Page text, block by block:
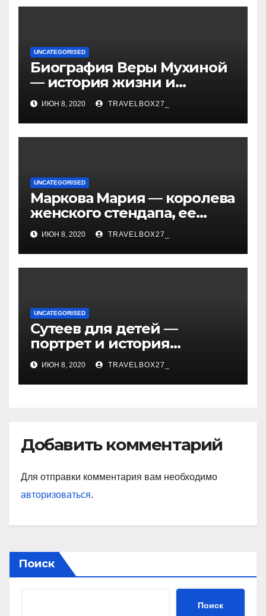
UNCATEGORISED
Биография Веры Мухиной
— история жизни и
карьеры успешной
художницы, ее
достижения и творчество
ИЮН 8, 2020 TRAVELBOX27_
UNCATEGORISED
Маркова Мария — королева
женского стендапа, ее
биография, самые
смешные выступления,
ураган смеха и
непревзойденный талант!
ИЮН 8, 2020 TRAVELBOX27_
UNCATEGORISED
Сутеев для детей —
портрет и история
творчества известного и
любимого художника
ИЮН 8, 2020 TRAVELBOX27_
Добавить комментарий
Для отправки комментария вам необходимо
авторизоваться.
Поиск
Поиск